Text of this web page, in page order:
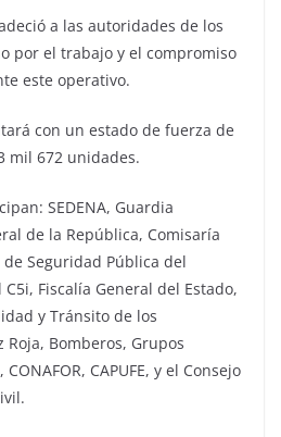
a las autoridades de los
por el trabajo y el compromiso
este operativo.
con un estado de fuerza de
mil 672 unidades.
SEDENA, Guardia
de la República, Comisaría
Seguridad Pública del
Fiscalía General del Estado,
y Tránsito de los
Roja, Bomberos, Grupos
CAPUFE, y el Consejo